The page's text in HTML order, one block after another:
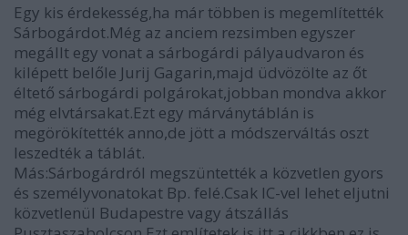
Egy kis érdekesség,ha már többen is megemlítették
Sárbogárdot.Még az anciem rezsimben egyszer
megállt egy vonat a sárbogárdi pályaudvaron és
kilépett belőle Jurij Gagarin,majd üdvözölte az őt
éltető sárbogárdi polgárokat,jobban mondva akkor
még elvtársakat.Ezt egy márványtáblán is
megörökítették anno,de jött a módszerváltás oszt
leszedték a táblát.
Más:Sárbogárdról megszüntették a közvetlen gyors
és személyvonatokat Bp. felé.Csak IC-vel lehet eljutni
közvetlenül Budapestre vagy átszállás